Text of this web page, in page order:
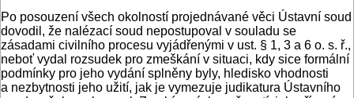
Po posouzení všech okolností projednávané věci Ústavní soud
dovodil, že nalézací soud nepostupoval v souladu se
zásadami civilního procesu vyjádřenými v ust. § 1, 3 a 6 o. s. ř.,
neboť vydal rozsudek pro zmeškání v situaci, kdy sice formální
podmínky pro jeho vydání splněny byly, hledisko vhodnosti
a nezbytnosti jeho užití, jak je vymezuje judikatura Ústavního